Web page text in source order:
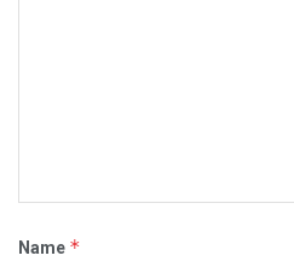
Name *